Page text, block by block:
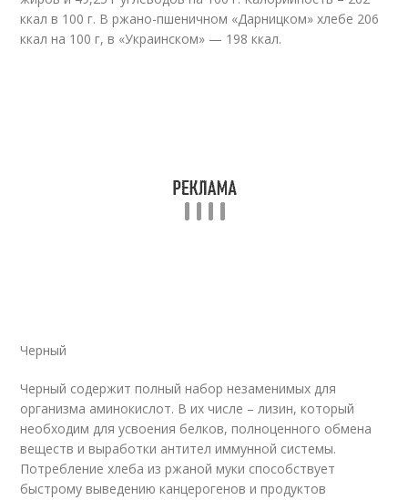
ккал в 100 г. В ржано-пшеничном «Дарницком» хлебе 206
ккал на 100 г, в «Украинском» — 198 ккал.
Черный
Черный содержит полный набор незаменимых для
организма аминокислот. В их числе – лизин, который
необходим для усвоения белков, полноценного обмена
веществ и выработки антител иммунной системы.
Потребление хлеба из ржаной муки способствует
быстрому выведению канцерогенов и продуктов